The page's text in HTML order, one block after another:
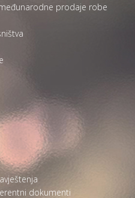
prodaje robe
dokumenti